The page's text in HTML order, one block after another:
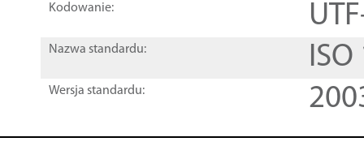
Kodowanie:
Nazwa standardu:
Wersja standardu: